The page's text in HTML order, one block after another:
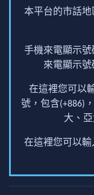
本平台的市話
手機來電顯示
來電顯示號
在這裡您可以
號，包含(+886)
大、
在這裡您可以